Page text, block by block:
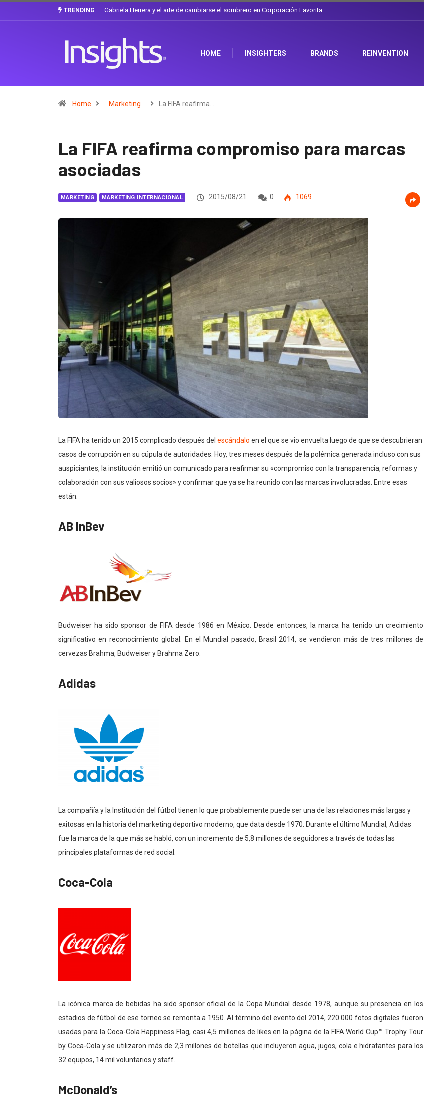
TRENDING Gabriela Herrera y el arte de cambiarse el sombrero en Corporación Favorita
HOME INSIGHTERS BRANDS REINVENTION
Home Marketing La FIFA reafirma…
La FIFA reafirma compromiso para marcas
asociadas
MARKETING MARKETING INTERNACIONAL 2015/08/21 0 1069
La FIFA ha tenido un 2015 complicado después del escándalo en el que se vio envuelta luego de que se descubrieran
casos de corrupción en su cúpula de autoridades. Hoy, tres meses después de la polémica generada incluso con sus
auspiciantes, la institución emitió un comunicado para reafirmar su «compromiso con la transparencia, reformas y
colaboración con sus valiosos socios» y confirmar que ya se ha reunido con las marcas involucradas. Entre esas
están:
AB InBev
Budweiser ha sido sponsor de FIFA desde 1986 en México. Desde entonces, la marca ha tenido un crecimiento
significativo en reconocimiento global. En el Mundial pasado, Brasil 2014, se vendieron más de tres millones de
cervezas Brahma, Budweiser y Brahma Zero.
Adidas
La compañía y la Institución del fútbol tienen lo que probablemente puede ser una de las relaciones más largas y
exitosas en la historia del marketing deportivo moderno, que data desde 1970. Durante el último Mundial, Adidas
fue la marca de la que más se habló, con un incremento de 5,8 millones de seguidores a través de todas las
principales plataformas de red social.
Coca-Cola
La icónica marca de bebidas ha sido sponsor oficial de la Copa Mundial desde 1978, aunque su presencia en los
estadios de fútbol de ese torneo se remonta a 1950. Al término del evento del 2014, 220.000 fotos digitales fueron
usadas para la Coca-Cola Happiness Flag, casi 4,5 millones de likes en la página de la FIFA World Cup™ Trophy Tour
by Coca-Cola y se utilizaron más de 2,3 millones de botellas que incluyeron agua, jugos, cola e hidratantes para los
32 equipos, 14 mil voluntarios y staff.
McDonald’s